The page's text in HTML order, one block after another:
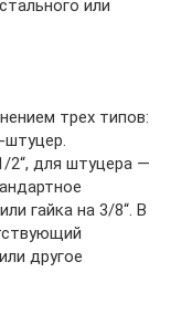
или
трех типов:
2“, для штуцера —
гайка на 3/8“. В
другое